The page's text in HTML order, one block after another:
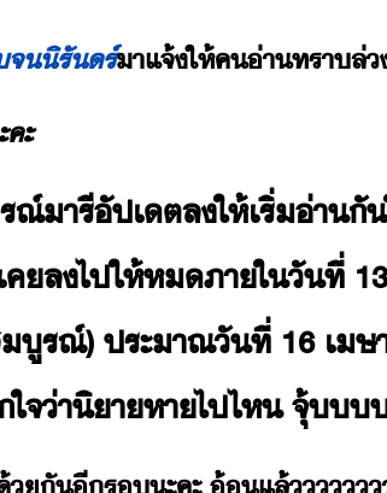
จ​ิรัร์าแจ้​ให้​ค่า​ทรา​ล่
คะ​
ณ์​ารี​ัปเต​ล​ให้​เริ่​่า​ั
ล​ไป​ให้​ห​ภาใ​ัที่​
รณ์​)​ ​ประาณ​ัที่​ ​16​ ​เษ
จ​่าิ​า​หา​ไป​ไห​ ​จุ​้​